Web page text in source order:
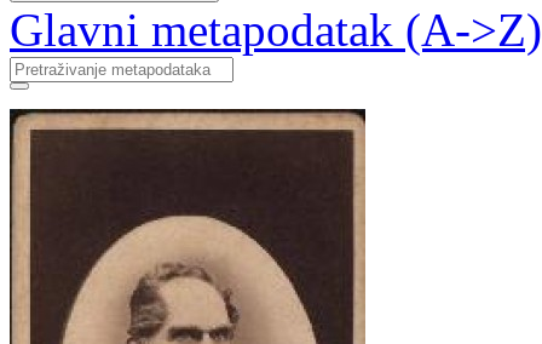
Glavni metapodatak (A->Z)